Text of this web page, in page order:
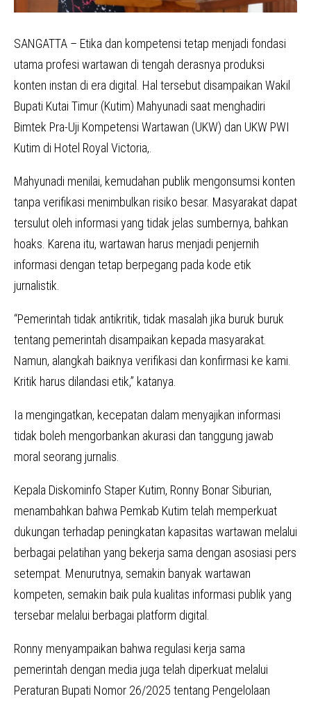
SANGATTA – Etika dan kompetensi tetap menjadi fondasi
utama profesi wartawan di tengah derasnya produksi
konten instan di era digital. Hal tersebut disampaikan Wakil
Bupati Kutai Timur (Kutim) Mahyunadi saat menghadiri
Bimtek Pra-Uji Kompetensi Wartawan (UKW) dan UKW PWI
Kutim di Hotel Royal Victoria,.
Mahyunadi menilai, kemudahan publik mengonsumsi konten
tanpa verifikasi menimbulkan risiko besar. Masyarakat dapat
tersulut oleh informasi yang tidak jelas sumbernya, bahkan
hoaks. Karena itu, wartawan harus menjadi penjernih
informasi dengan tetap berpegang pada kode etik
jurnalistik.
“Pemerintah tidak antikritik, tidak masalah jika buruk buruk
tentang pemerintah disampaikan kepada masyarakat.
Namun, alangkah baiknya verifikasi dan konfirmasi ke kami.
Kritik harus dilandasi etik,” katanya.
Ia mengingatkan, kecepatan dalam menyajikan informasi
tidak boleh mengorbankan akurasi dan tanggung jawab
moral seorang jurnalis.
Kepala Diskominfo Staper Kutim, Ronny Bonar Siburian,
menambahkan bahwa Pemkab Kutim telah memperkuat
dukungan terhadap peningkatan kapasitas wartawan melalui
berbagai pelatihan yang bekerja sama dengan asosiasi pers
setempat. Menurutnya, semakin banyak wartawan
kompeten, semakin baik pula kualitas informasi publik yang
tersebar melalui berbagai platform digital.
Ronny menyampaikan bahwa regulasi kerja sama
pemerintah dengan media juga telah diperkuat melalui
Peraturan Bupati Nomor 26/2025 tentang Pengelolaan